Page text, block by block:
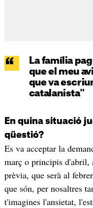
La família
que el meu
que va
catalanista"
En quina situació
qüestió?
Es va acceptar la
març o principis d'abril,
prèvia, que serà al
que són, per nosaltres
t'imagines l'ansietat,